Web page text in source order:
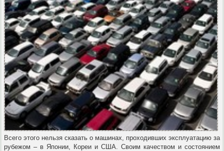
Всего этого нельзя сказать о машинах, проходивших эксплуатацию за
рубежом – в Японии, Кореи и США. Своим качеством и состоянием